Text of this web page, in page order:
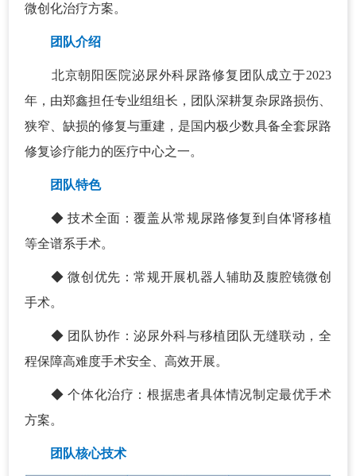
微创化治疗方案。
团队介绍
北京朝阳医院泌尿外科尿路修复团队成立于2023
年，由郑鑫担任专业组组长，团队深耕复杂尿路损伤、
狭窄、缺损的修复与重建，是国内极少数具备全套尿路
修复诊疗能力的医疗中心之一。
团队特色
◆ 技术全面：覆盖从常规尿路修复到自体肾移植
等全谱系手术。
◆ 微创优先：常规开展机器人辅助及腹腔镜微创
手术。
◆ 团队协作：泌尿外科与移植团队无缝联动，全
程保障高难度手术安全、高效开展。
◆ 个体化治疗：根据患者具体情况制定最优手术
方案。
团队核心技术